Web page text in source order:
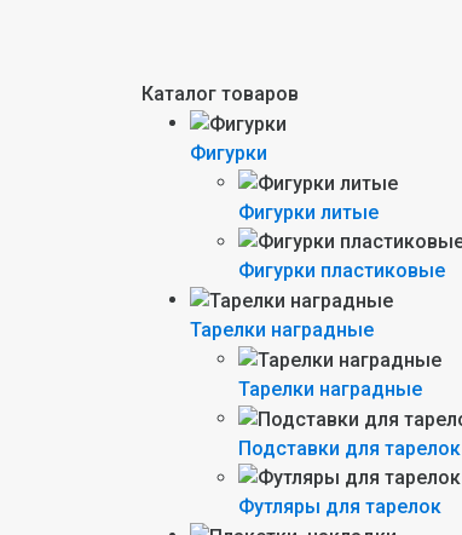
Каталог товаров
Фигурки
Фигурки литые
Фигурки пластиковые
Тарелки наградные
Тарелки наградные
Подставки для тарелок
Футляры для тарелок